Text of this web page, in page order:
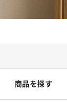
商品を探す